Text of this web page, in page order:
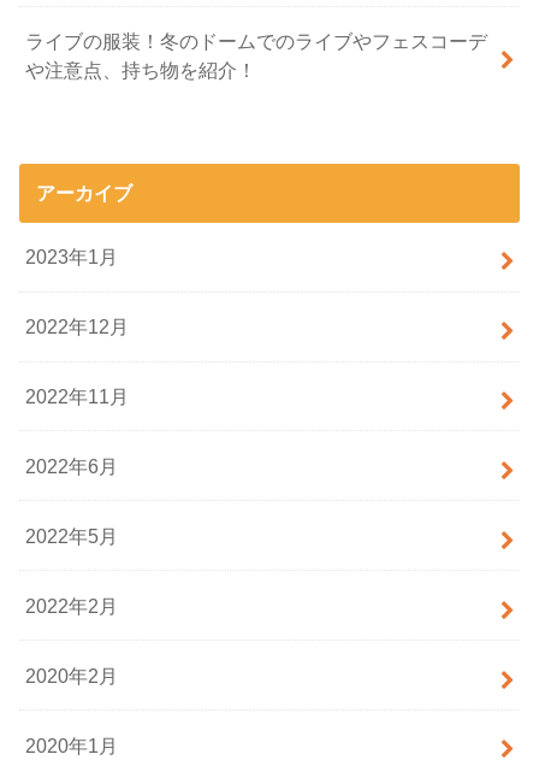
ライブの服装！冬のドームでのライブやフェスコーデ
や注意点、持ち物を紹介！
アーカイブ
2023年1月
2022年12月
2022年11月
2022年6月
2022年5月
2022年2月
2020年2月
2020年1月